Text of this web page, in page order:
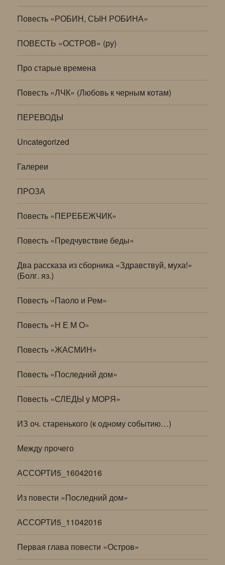
Повесть «РОБИН, СЫН РОБИНА»
ПОВЕСТЬ «ОСТРОВ» (ру)
Про старые времена
Повесть «ЛЧК» (Любовь к черным котам)
ПЕРЕВОДЫ
Uncategorized
Галереи
ПРОЗА
Повесть «ПЕРЕБЕЖЧИК»
Повесть «Предчувствие беды»
Два рассказа из сборника «Здравствуй, муха!»
(Болг. яз.)
Повесть «Паоло и Рем»
Повесть «Н Е М О»
Повесть «ЖАСМИН»
Повесть «Последний дом»
Повесть «СЛЕДЫ у МОРЯ»
ИЗ оч. старенького (к одному событию…)
Между прочего
АССОРТИ5_16042016
Из повести «Последний дом»
АССОРТИ5_11042016
Первая глава повести «Остров»